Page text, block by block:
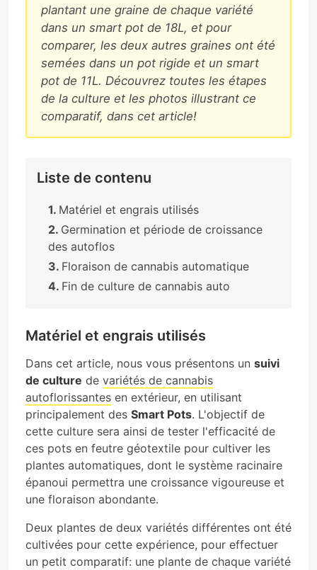
plantant une graine de chaque variété
dans un smart pot de 18L, et pour
comparer, les deux autres graines ont été
semées dans un pot rigide et un smart
pot de 11L. Découvrez toutes les étapes
de la culture et les photos illustrant ce
comparatif, dans cet article!
Liste de contenu
Matériel et engrais utilisés
Germination et période de croissance
des autoflos
Floraison de cannabis automatique
Fin de culture de cannabis auto
Matériel et engrais utilisés
Dans cet article, nous vous présentons un suivi
de culture de variétés de cannabis
autoflorissantes en extérieur, en utilisant
principalement des Smart Pots. L'objectif de
cette culture sera ainsi de tester l'efficacité de
ces pots en feutre géotextile pour cultiver les
plantes automatiques, dont le système racinaire
épanoui permettra une croissance vigoureuse et
une floraison abondante.
Deux plantes de deux variétés différentes ont été
cultivées pour cette expérience, pour effectuer
un petit comparatif: une plante de chaque variété